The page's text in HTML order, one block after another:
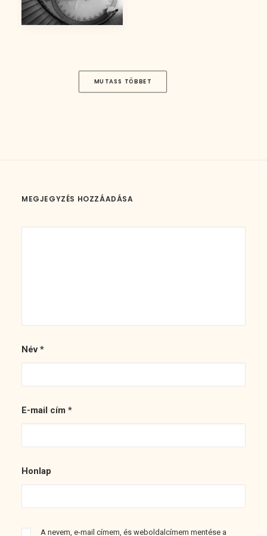
MUTASS TÖBBET
MEGJEGYZÉS HOZZÁADÁSA
Név*
E-mail cím *
Honlap
A nevem, e-mail címem, és weboldalcímem mentése a